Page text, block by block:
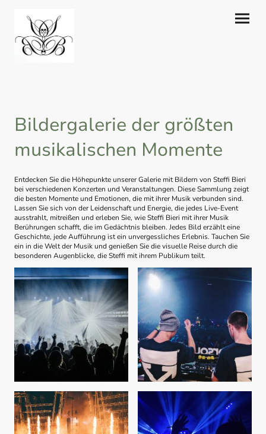
Bildergalerie der größten
musikalischen Momente
Entdecken Sie die Höhepunkte unserer Galerie mit Bildern von Steffi Bieri
bei verschiedenen Konzerten und Veranstaltungen. Diese Sammlung zeigt
die besten Momente und Emotionen, die mit ihrer Musik verbunden sind.
Lassen Sie sich von der Leidenschaft und Energie, die jedes Live-Event
ausstrahlt, mitreißen und erleben Sie, wie Steffi Bieri mit ihrer Musik
Berührungen schafft, die im Gedächtnis bleiben. Jedes Bild erzählt eine
Geschichte, jede Aufführung ist ein unvergessliches Erlebnis. Tauchen Sie
ein in die Welt der Musik und genießen Sie die visuelle Reise durch die
besonderen Augenblicke, die Steffi mit ihrem Publikum teilt.